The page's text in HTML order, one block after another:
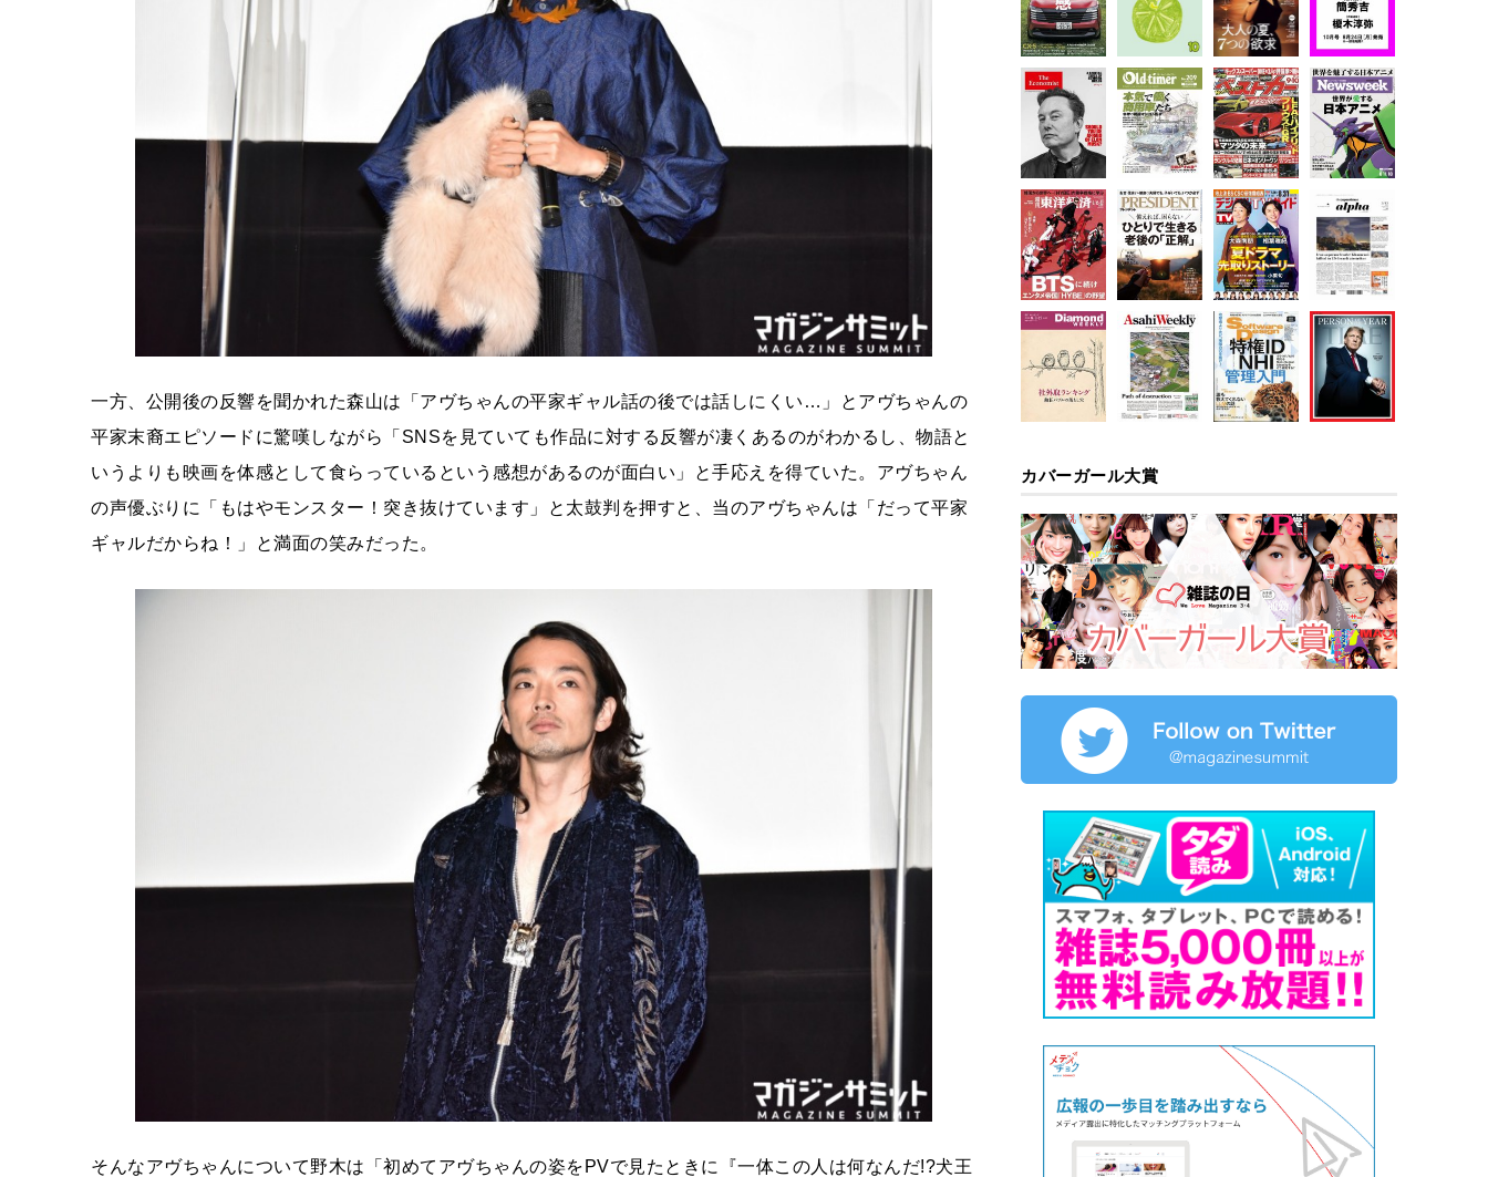
一方、公開後の反響を聞かれた森山は「アヴちゃんの平家ギャル話の後では話しにくい…」とアヴちゃんの
平家末裔エピソードに驚嘆しながら「SNSを見ていても作品に対する反響が凄くあるのがわかるし、物語と
いうよりも映画を体感として食らっているという感想があるのが面白い」と手応えを得ていた。アヴちゃん
の声優ぶりに「もはやモンスター！突き抜けています」と太鼓判を押すと、当のアヴちゃんは「だって平家
ギャルだからね！」と満面の笑みだった。
そんなアヴちゃんについて野木は「初めてアヴちゃんの姿をPVで見たときに『一体この人は何なんだ!?犬王
カバーガール大賞